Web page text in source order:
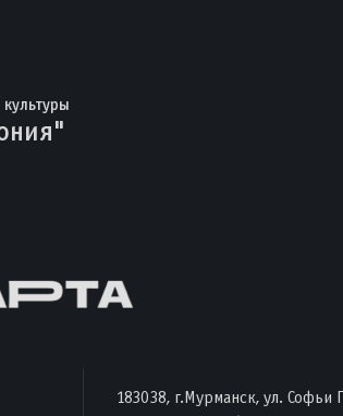
183038, г.Мурманск, ул. Софьи